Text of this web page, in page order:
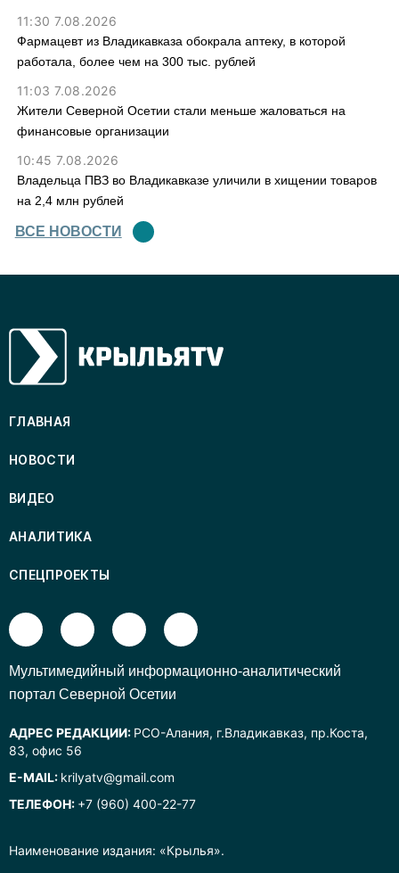
11:30 7.08.2026
Фармацевт из Владикавказа обокрала аптеку, в которой
работала, более чем на 300 тыс. рублей
11:03 7.08.2026
Жители Северной Осетии стали меньше жаловаться на
финансовые организации
10:45 7.08.2026
Владельца ПВЗ во Владикавказе уличили в хищении товаров
на 2,4 млн рублей
ВСЕ НОВОСТИ
Наименование издания: «Крылья».
ГЛАВНАЯ
НОВОСТИ
ВИДЕО
АНАЛИТИКА
СПЕЦПРОЕКТЫ
Mультимедийный информационно-аналитический
портал Северной Осетии
АДРЕС РЕДАКЦИИ: РСО-Алания, г.Владикавказ, пр.Коста,
83, офис 56
E-MAIL: krilyatv@gmail.com
ТЕЛЕФОН: +7 (960) 400-22-77